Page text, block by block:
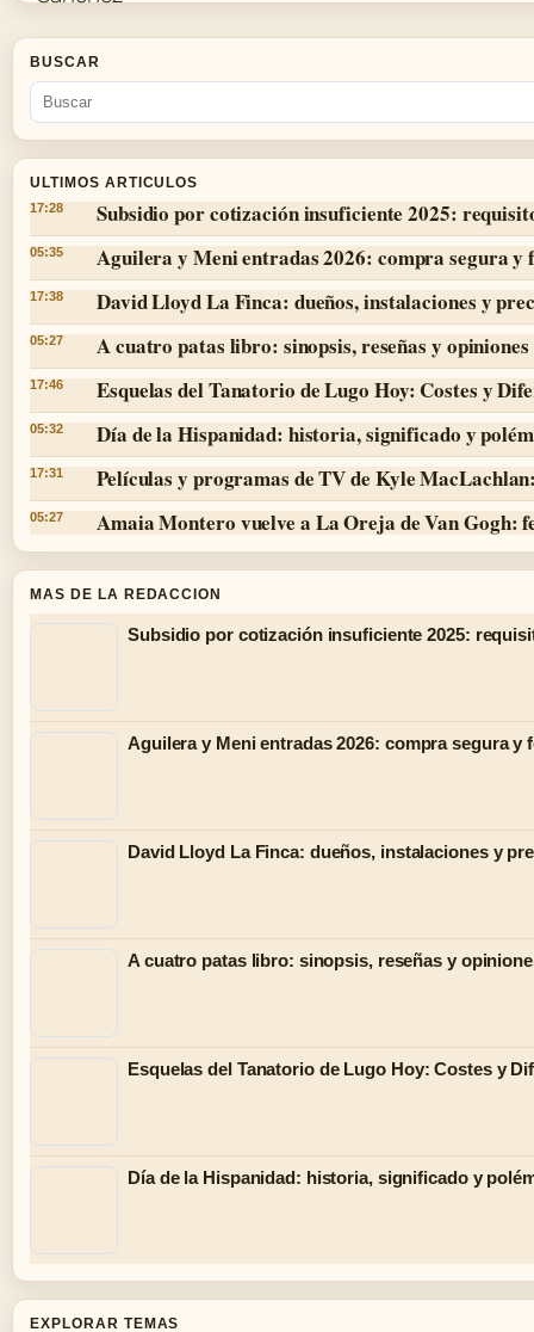
BUSCAR
ULTIMOS ARTICULOS
17:28 Subsidio por cotización insuficiente 2025:
05:35 Aguilera y Meni entradas 2026: compra segura y
17:38 David Lloyd La Finca: dueños, instalaciones y
05:27 A cuatro patas libro: sinopsis, reseñas y opiniones
17:46 Esquelas del Tanatorio de Lugo Hoy: Costes y
05:32 Día de la Hispanidad: historia, significado y
17:31 Películas y programas de TV de Kyle
05:27 Amaia Montero vuelve a La Oreja de Van Gogh:
MAS DE LA REDACCION
Subsidio por cotización insuficiente 2025:
Aguilera y Meni entradas 2026: compra segura y
David Lloyd La Finca: dueños, instalaciones y
A cuatro patas libro: sinopsis, reseñas y
Esquelas del Tanatorio de Lugo Hoy: Costes y
Día de la Hispanidad: historia, significado y
EXPLORAR TEMAS